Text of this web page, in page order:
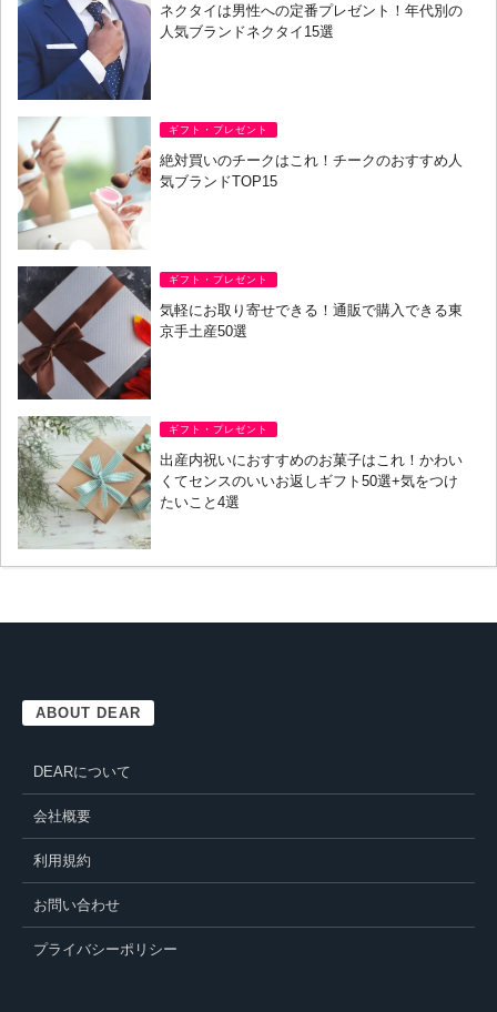
ネクタイは男性への定番プレゼント！年代別の
人気ブランドネクタイ15選
ギフト・プレゼント
絶対買いのチークはこれ！チークのおすすめ人
気ブランドTOP15
ギフト・プレゼント
気軽にお取り寄せできる！通販で購入できる東
京手土産50選
ギフト・プレゼント
出産内祝いにおすすめのお菓子はこれ！かわい
くてセンスのいいお返しギフト50選+気をつけ
たいこと4選
ABOUT DEAR
DEARについて
会社概要
利用規約
お問い合わせ
プライバシーポリシー